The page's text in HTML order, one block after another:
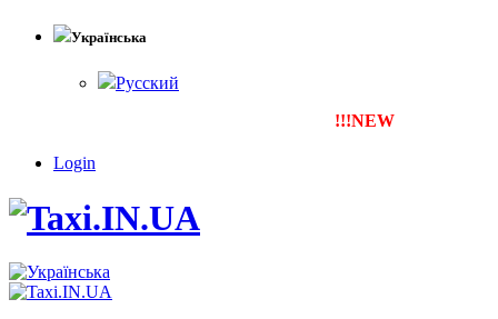
Українська
Русский
!!!NEW Тепер ти можеш
Login